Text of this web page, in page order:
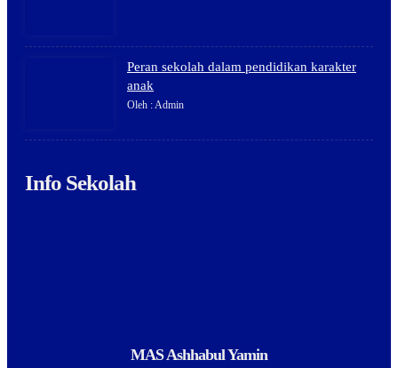
Peran sekolah dalam pendidikan karakter
anak
Oleh : Admin
Info Sekolah
MAS Ashhabul Yamin